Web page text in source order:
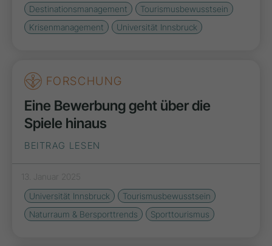
Destinationsmanagement
Tourismusbewusstsein
Krisenmanagement
Universität Innsbruck
FORSCHUNG
Eine Bewerbung geht über die
Spiele hinaus
BEITRAG LESEN
13. Januar 2025
Universität Innsbruck
Tourismusbewusstsein
Naturraum & Bersporttrends
Sporttourismus